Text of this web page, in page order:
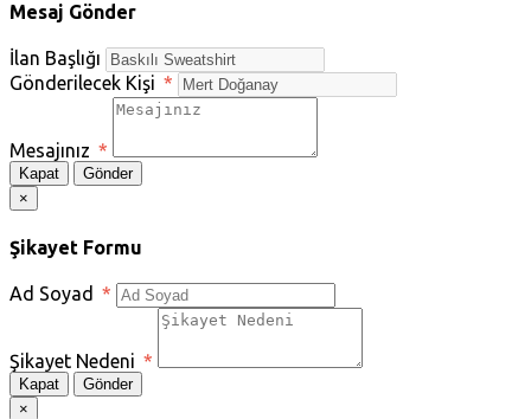
Mesaj Gönder
İlan Başlığı
Gönderilecek Kişi *
Mesajınız *
Kapat
Gönder
×
Şikayet Formu
Ad Soyad *
Şikayet Nedeni *
Kapat
Gönder
×